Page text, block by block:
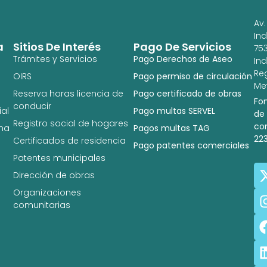
Pago De Servicios
Pago Derechos de Aseo
Pago permiso de circulación
Pago certificado de obras
Pago multas SERVEL
Pagos multas TAG
Pago patentes comerciales
Sitios De Interés
Trámites y Servicios
OIRS
Reserva horas licencia de
conducir
Registro social de hogares
Certificados de residencia
Patentes municipales
Dirección de obras
Organizaciones
comunitarias
Av.
de